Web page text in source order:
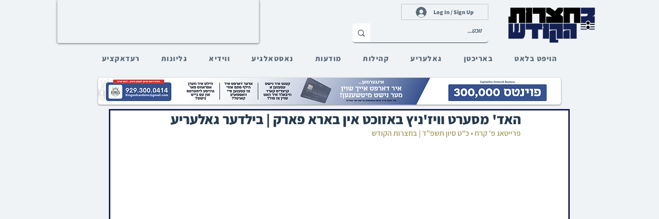
הויפט בלאט באריכטן גאלעריע קהילות מודעות נאסטאלגיע ווידיא גליונות רעדאקציע
Log In / Sign Up
האד' מסערט וויז'ניץ באזוכט אין בארא פארק | בילדער גאלעריע
פרייטאג פ' קרח • כ"ט סיון תשפ"ד | בחצרות הקודש